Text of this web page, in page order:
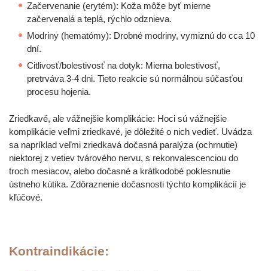
Začervenanie (erytém): Koža môže byť mierne
začervenalá a teplá, rýchlo odznieva.
Modriny (hematómy): Drobné modriny, vymiznú do cca 10
dní.
Citlivosť/bolestivosť na dotyk: Mierna bolestivosť,
pretrváva 3-4 dni. Tieto reakcie sú normálnou súčasťou
procesu hojenia.
Zriedkavé, ale vážnejšie komplikácie: Hoci sú vážnejšie
komplikácie veľmi zriedkavé, je dôležité o nich vedieť. Uvádza
sa napríklad veľmi zriedkavá dočasná paralýza (ochrnutie)
niektorej z vetiev tvárového nervu, s rekonvalescenciou do
troch mesiacov, alebo dočasné a krátkodobé poklesnutie
ústneho kútika. Zdôraznenie dočasnosti týchto komplikácií je
kľúčové.
Kontraindikácie: